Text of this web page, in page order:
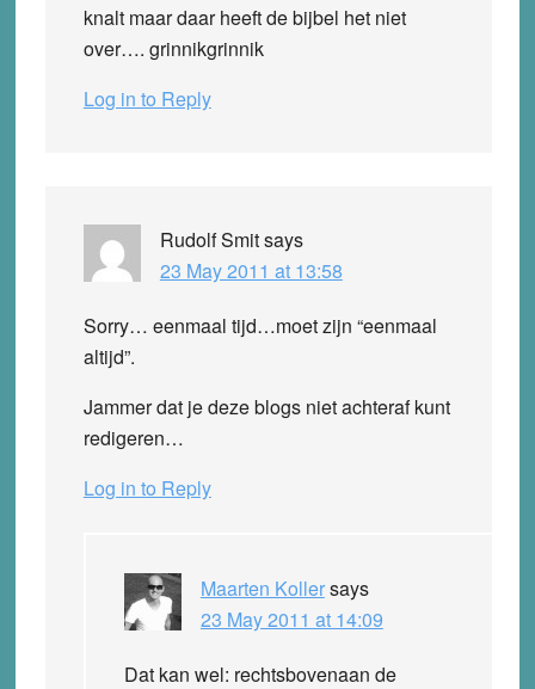
knalt maar daar heeft de bijbel het niet
over…. grinnikgrinnik
Log in to Reply
Rudolf Smitsays
23 May 2011 at 13:58
Sorry… eenmaal tijd…moet zijn “eenmaal
altijd”.
Jammer dat je deze blogs niet achteraf kunt
redigeren…
Log in to Reply
Maarten Kollersays
23 May 2011 at 14:09
Dat kan wel: rechtsbovenaan de